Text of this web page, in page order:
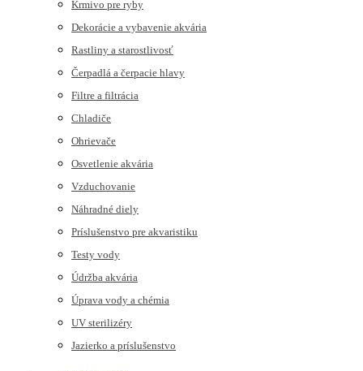
Krmivo pre ryby
Dekorácie a vybavenie akvária
Rastliny a starostlivosť
Čerpadlá a čerpacie hlavy
Filtre a filtrácia
Chladiče
Ohrievače
Osvetlenie akvária
Vzduchovanie
Náhradné diely
Príslušenstvo pre akvaristiku
Testy vody
Údržba akvária
Úprava vody a chémia
UV sterilizéry
Jazierko a príslušenstvo